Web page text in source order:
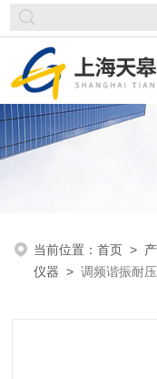
当前位置：首页 >
仪器 >调频谐振耐